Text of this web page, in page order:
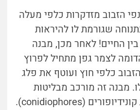
הזבוב מזדקרות כלפי מעלה
שגורמת לו להיראות
בין החיים! לאחר מכן, מבנה
לצמר גפן מתחיל לפרוץ
כלפי חוץ ועוטף את פלג
מבנה זה מורכב מבליטות
זעירות הנקראות קונידיופורים (conidiophores).